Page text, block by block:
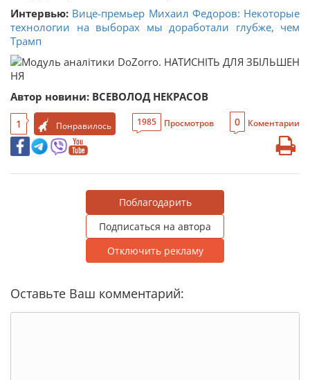
Интервью: Вице-премьер Михаил Федоров: Некоторые
технологии на выборах мы доработали глубже, чем
Трамп
Автор новини: ВСЕВОЛОД НЕКРАСОВ
1 Понравилось 1985 Просмотров 0 Коментарии
Поблагодарить
Подписаться на автора
Отключить рекламу
Оставьте Ваш комментарий: